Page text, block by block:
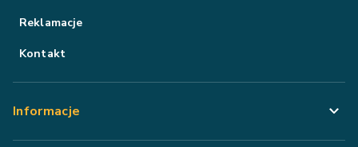
Reklamacje
Kontakt
Informacje